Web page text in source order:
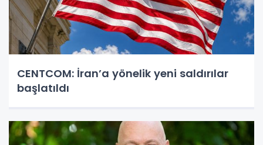
CENTCOM: İran’a yönelik yeni saldırılar
başlatıldı